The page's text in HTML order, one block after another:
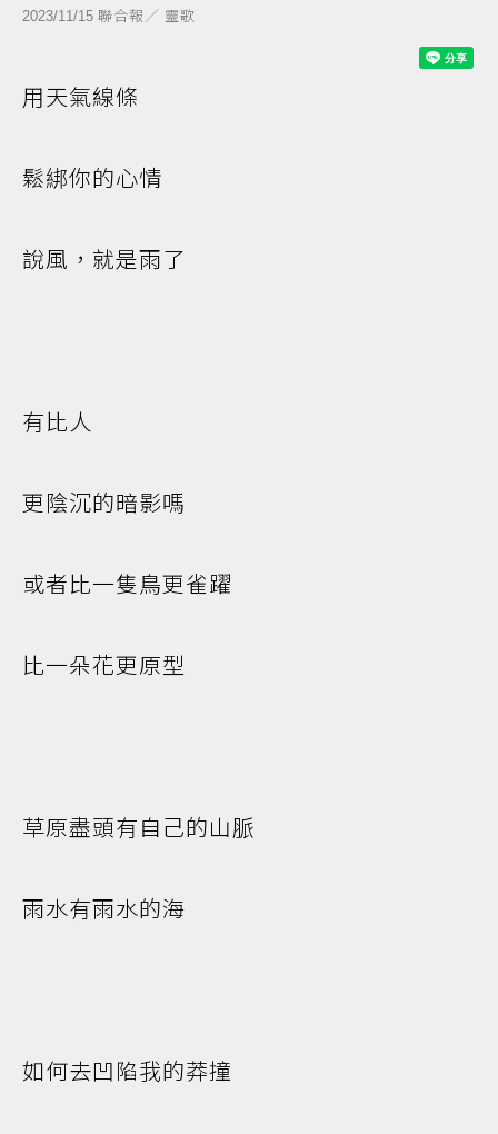
2023/11/15 聯合報／ 靈歌
用天氣線條
鬆綁你的心情
說風，就是雨了
有比人
更陰沉的暗影嗎
或者比一隻鳥更雀躍
比一朵花更原型
草原盡頭有自己的山脈
雨水有雨水的海
如何去凹陷我的莽撞